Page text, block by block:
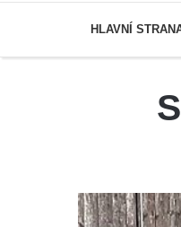
HLAVNÍ